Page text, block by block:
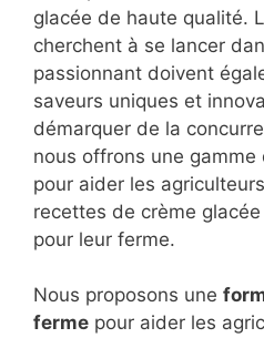
glacée de haute qualité.
cherchent à se lancer
passionnant doivent
saveurs uniques et
démarquer de la
nous offrons une
pour aider les
recettes de crème
pour leur ferme.
Nous proposons une
ferme pour aider les